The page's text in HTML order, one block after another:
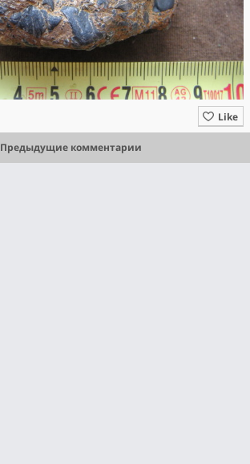
Like
Предыдущие комментарии